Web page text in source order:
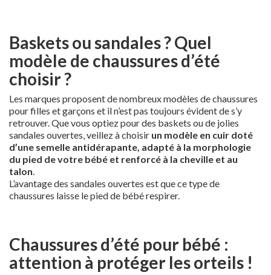
Baskets ou sandales ? Quel
modèle de chaussures d’été
choisir ?
Les marques proposent de nombreux modèles de chaussures
pour filles et garçons et il n’est pas toujours évident de s’y
retrouver. Que vous optiez pour des baskets ou de jolies
sandales ouvertes, veillez à choisir un modèle en cuir doté
d’une semelle antidérapante, adapté à la morphologie
du pied de votre bébé et renforcé à la cheville et au
talon
L’avantage des sandales ouvertes est que ce type de
chaussures laisse le pied de bébé respirer.
Chaussures d’été pour bébé :
attention à protéger les orteils !